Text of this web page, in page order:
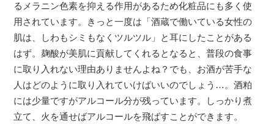
るメラニン色素を抑える作用があるため化粧品にも多く使
用されています。きっと一度は「酒蔵で働いている女性の
肌は、しわもシミもなくツルツル」と耳にしたことがある
はず。麹酸が美肌に貢献してくれるとなると、普段の食事
に取り入れない理由ありませんよね？でも、お酒が苦手な
人はどのように取り入れていけばいいのでしょう…。酒粕
には少量ですがアルコール分が残っています。しっかり煮
立て、火を通せばアルコールを飛ばすことができます。